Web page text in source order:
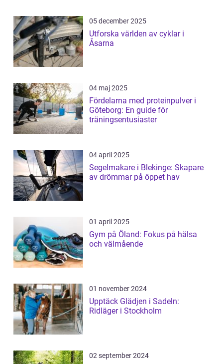
05 december 2025
Utforska världen av cyklar i
Åsarna
04 maj 2025
Fördelarna med proteinpulver i
Göteborg: En guide för
träningsentusiaster
04 april 2025
Segelmakare i Blekinge: Skapare
av drömmar på öppet hav
01 april 2025
Gym på Öland: Fokus på hälsa
och välmående
01 november 2024
Upptäck Glädjen i Sadeln:
Ridläger i Stockholm
02 september 2024